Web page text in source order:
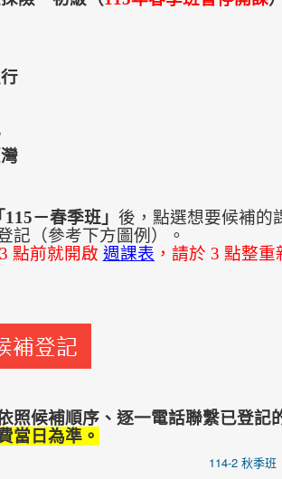
115－春季班」 後，點選想要候補的
記（參考下方圖例）。
點前就開啟 週課表 ，請於 3 點整
照候補順序、逐一電話聯繫已登記
當日為準。
114-2 秋季